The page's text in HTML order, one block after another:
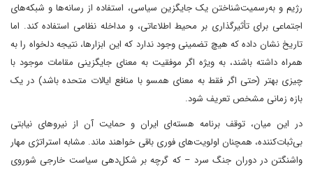
رژیم و به‌رسمیت‌شناختن یک جایگزین سیاسی، استفاده از رسانه‌ها و شبکه‌های
اجتماعی برای تأثیرگذاری بر محیط اطلاعاتی، و مداخله نظامی استفاده کند. اما
تاریخ نشان داده که هیچ تضمینی وجود ندارد که این ابزارها، نتیجه دلخواه را به
همراه داشته باشند، به ویژه اگر موفقیت به معنای جایگزینی مقامات موجود با
چیزی بهتر (حتی اگر فقط به معنای همسو با منافع ایالات متحده باشد) در یک
بازه زمانی مشخص تعریف شود.
در این میان، توقف برنامه هسته‌ای ایران و حمایت آن از نیروهای نیابتی
بی‌ثبات‌کننده، همچنان اولویت‌های فوری باقی خواهند ماند. مشابه استراتژی مهار
واشنگتن در دوران جنگ سرد – که گرچه بر شکل‌دهی سیاست خارجی شوروی